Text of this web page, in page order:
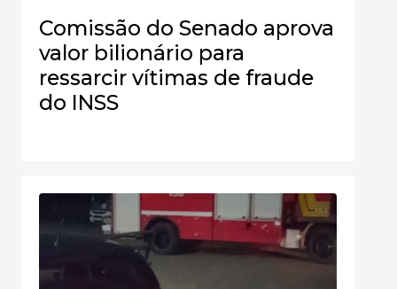
Comissão do Senado aprova
valor bilionário para
ressarcir vítimas de fraude
do INSS